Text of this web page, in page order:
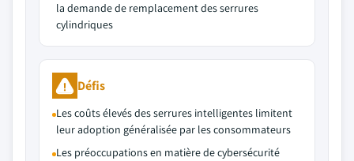
la demande de remplacement des serrures
cylindriques
Défis
Les coûts élevés des serrures intelligentes limitent
leur adoption généralisée par les consommateurs
Les préoccupations en matière de cybersécurité